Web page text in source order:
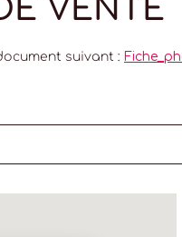
VENTE
suivant :